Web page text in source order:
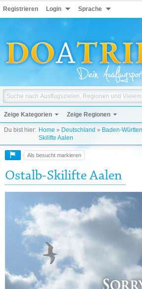
Registrieren Login Sprache
Zeige Kategorien Zeige Regionen
Du bist hier: Home » Deutschland » Baden-
Skilifte Aalen
Als besucht markieren
Ostalb-Skilifte Aalen